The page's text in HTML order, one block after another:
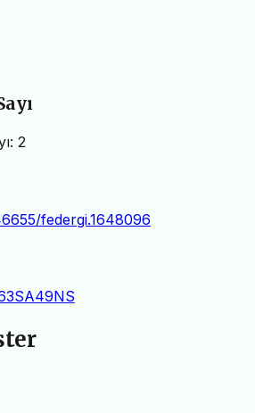
2
federgi.1648096